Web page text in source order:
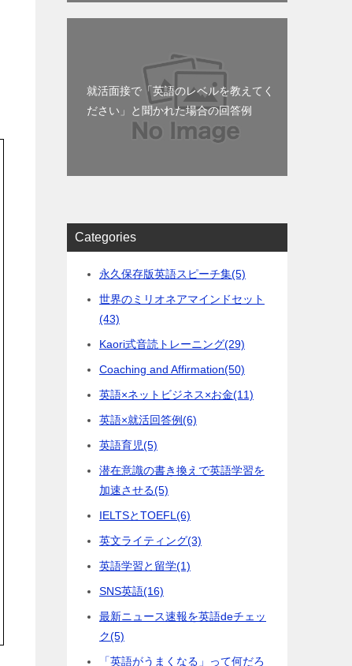
就活面接で「英語のレベルを教えてく
ださい」と聞かれた場合の回答例
Categories
永久保存版英語スピーチ集(5)
世界のミリオネアマインドセット
(43)
Kaori式音読トレーニング(29)
Coaching and Affirmation(50)
英語×ネットビジネス×お金(11)
英語×就活回答例(6)
英語育児(5)
潜在意識の書き換えで英語学習を
加速させる(5)
IELTSとTOEFL (6)
英文ライティング(3)
英語学習と留学(1)
SNS英語(16)
最新ニュース速報を英語deチェッ
ク(5)
「英語がうまくなる」って何だろ